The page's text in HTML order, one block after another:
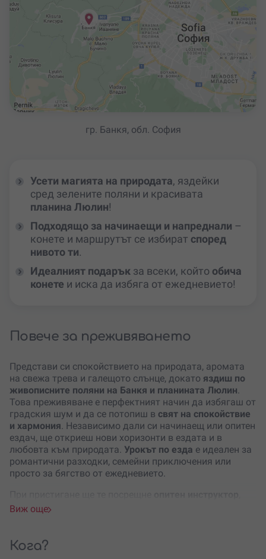
гр. Банкя, обл. София
Усети магията на природата, яздейки
сред зелените поляни и красивата
планина Люлин!
Подходящо за начинаещи и напреднали –
конете и маршрутът се избират според
нивото ти.
Идеалният подарък за всеки, който обича
конете и иска да избяга от ежедневието!
Повече за преживяването
Представи си спокойствието на природата, аромата
на свежа трева и галещото слънце, докато яздиш по
живописните поляни на Банкя и планината Люлин.
Това преживяване е перфектният начин да избягаш от
градския шум и да се потопиш в свят на спокойствие
и хармония. Независимо дали си начинаещ или опитен
ездач, ще откриеш нови хоризонти в ездата и в
любовта към природата. Урокът по езда е идеален за
романтични разходки, семейни приключения или
просто за бягство от ежедневието.
който ще проведе обучение и инструктаж за
създание, ще го погалиш и ще усетиш неговата
енергия. След това ще преминеш
Виж още
Кога?